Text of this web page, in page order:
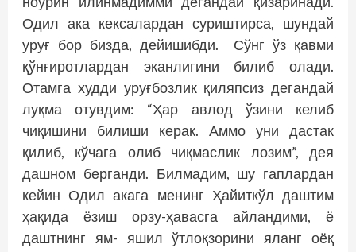
Одил ака кексалардан суриштирса, шундай
уруғ бор бизда, дейишибди. Сўнг ўз қавми
қўнғиротлардан эканлигини билиб олади.
Отамга худди уруғбозлик қиляпсиз дегандай
луқма отувдим: “Ҳар авлод ўзини келиб
чиқишини билиши керак. Аммо уни дастак
қилиб, кўчага олиб чиқмаслик лозим”, дея
дашном берганди. Билмадим, шу гаплардан
кейин Одил акага менинг Ҳайиткўл даштим
ҳақида ёзиш орзу-ҳавасга айландими, ё
даштнинг ям- яшил ўтлоқзорини яланг оёқ